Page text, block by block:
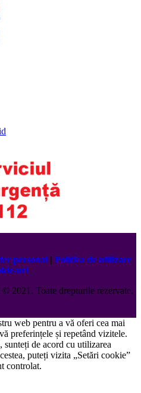
personal | Politica de utilizare
uri
©️2021. Toate drepturile rezervate.
web pentru a vă oferi cea mai
preferințele și repetând vizitele.
sunteți de acord cu utilizarea
puteți vizita „Setări cookie”
controlat.